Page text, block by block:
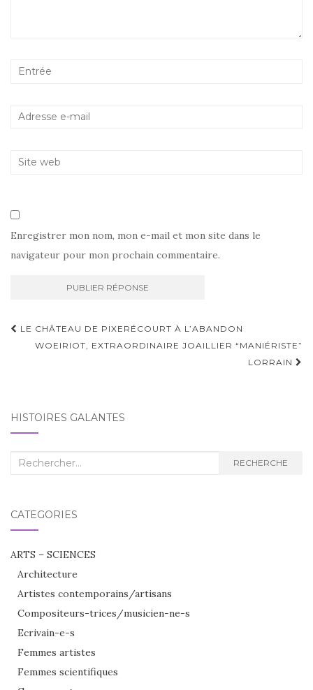
Enregistrer mon nom, mon e-mail et mon site dans le
navigateur pour mon prochain commentaire.
Navigation
d'article
LE CHÂTEAU DE PIXERÉCOURT À L’ABANDON
WOEIRIOT, EXTRAORDINAIRE JOAILLIER “MANIÉRISTE”
LORRAIN
HISTOIRES GALANTES
Recherche
RECHERCHE
CATÉGORIES
ARTS – SCIENCES
Architecture
Artistes contemporains/artisans
Compositeurs-trices/musicien-ne-s
Ecrivain-e-s
Femmes artistes
Femmes scientifiques